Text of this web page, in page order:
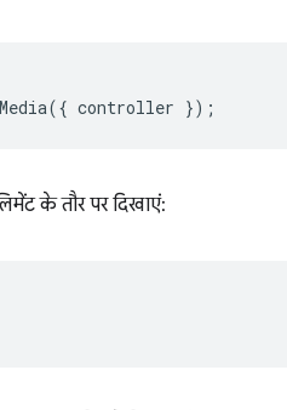
({ controller });
के तौर पर दिखाएं: